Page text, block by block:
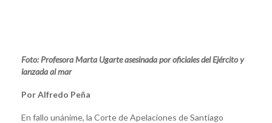
Foto: Profesora Marta Ugarte asesinada por oficiales del Ejército y
lanzada al mar
Por Alfredo Peña
En fallo unánime, la Corte de Apelaciones de Santiago